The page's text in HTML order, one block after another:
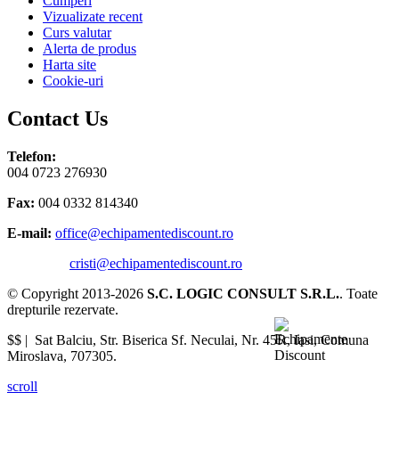
Vizualizate recent
Curs valutar
Alerta de produs
Harta site
Cookie-uri
Contact Us
Telefon:
004 0723 276930
Fax: 004 0332 814340
E-mail: office@echipamentediscount.ro
cristi@echipamentediscount.ro
© Copyright 2013-2026 S.C. LOGIC CONSULT S.R.L.. Toate
drepturile rezervate.
$$ | Sat Balciu, Str. Biserica Sf. Neculai, Nr. 45R,Iasi,Comuna
Miroslava, 707305.
scroll